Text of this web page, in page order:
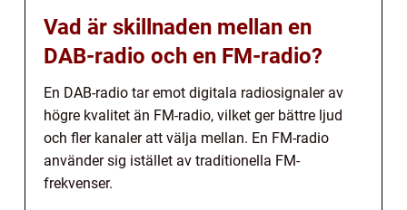
Vad är skillnaden mellan en
DAB-radio och en FM-radio?
En DAB-radio tar emot digitala radiosignaler av
högre kvalitet än FM-radio, vilket ger bättre ljud
och fler kanaler att välja mellan. En FM-radio
använder sig istället av traditionella FM-
frekvenser.